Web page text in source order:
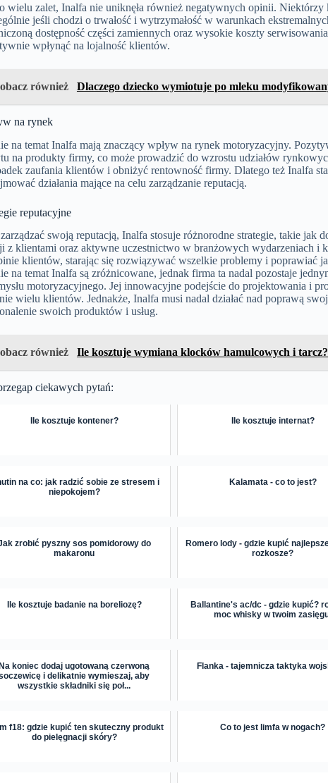
wielu zalet, Inalfa nie uniknęła również negatywnych opinii. Niektórzy
jeśli chodzi o trwałość i wytrzymałość w warunkach
dostępność części zamiennych oraz wysokie koszty
wpłynąć na lojalność klientów.
również Dlaczego dziecko wymiotuje po mleku
na rynek
na temat Inalfa mają znaczący wpływ na rynek motoryzacyjny.
na produkty firmy, co może prowadzić do wzrostu udziałów
zaufania klientów i obniżyć rentowność firmy. Dlatego też Inalfa
działania mające na celu zarządzanie reputacją.
reputacyjne
swoją reputacją, Inalfa stosuje różnorodne strategie, takie jak
z klientami oraz aktywne uczestnictwo w branżowych wydarzeniach i
klientów, starając się rozwiązywać wszelkie problemy i poprawiać
na temat Inalfa są zróżnicowane, jednak firma ta nadal pozostaje
motoryzacyjnego. Jej innowacyjne podejście do projektowania i
wielu klientów. Jednakże, Inalfa musi nadal działać nad poprawą
swoich produktów i usług.
również Ile kosztuje wymiana klocków hamulcowych i tarcz?
ciekawych pytań:
Ile kosztuje kontener? Ile kosztuje internat?
na co: jak radzić sobie ze stresem i
niepokojem?
Kalamata - co to jest?
zrobić pyszny sos pomidorowy do
makaronu
Romero lody - gdzie kupić
rozkosze?
Ile kosztuje badanie na boreliozę?
Ballantine's ac/dc - gdzie kupić?
moc whisky w twoim
Na koniec dodaj ugotowaną czerwoną
i delikatnie wymieszaj, aby
wszystkie składniki się poł...
Flanka - tajemnicza taktyka
f18: gdzie kupić ten skuteczny produkt
do pielęgnacji skóry?
Co to jest limfa w nogach?